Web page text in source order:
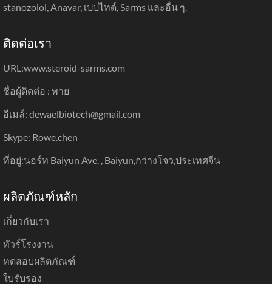
stanozolol, Anavar, เปปไทด์, Sarms และอื่น ๆ.
ติดต่อเรา
URL:www.steroid-sarms.com
ชื่อผู้ติดต่อ : พาย
อีเมล์: dewaelbiotech@gmail.com
Skype: Rowe.chen
ที่อยู่:นอร์ท Baiyun Ave. , Baiyun,กว่างโจว,ประเทศจีน
ผลิตภัณฑ์หลัก
เกี่ยวกับเรา
ทัวร์โรงงาน
ทดสอบผลิตภัณฑ์
ใบรับรอง